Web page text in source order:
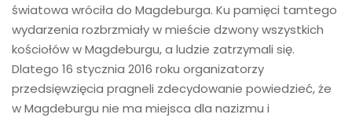
światowa wróciła do Magdeburga. Ku pamięci tamtego
wydarzenia rozbrzmiały w mieście dzwony wszystkich
kościołów w Magdeburgu, a ludzie zatrzymali się.
Dlatego 16 stycznia 2016 roku organizatorzy
przedsięwzięcia pragneli zdecydowanie powiedzieć, że
w Magdeburgu nie ma miejsca dla nazizmu i